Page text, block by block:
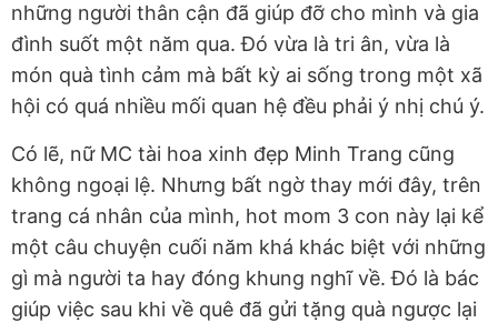
những người thân cận đã giúp đỡ cho mình và gia
đình suốt một năm qua. Đó vừa là tri ân, vừa là
món quà tình cảm mà bất kỳ ai sống trong một xã
hội có quá nhiều mối quan hệ đều phải ý nhị chú ý.
Có lẽ, nữ MC tài hoa xinh đẹp Minh Trang cũng
không ngoại lệ. Nhưng bất ngờ thay mới đây, trên
trang cá nhân của mình, hot mom 3 con này lại kể
một câu chuyện cuối năm khá khác biệt với những
gì mà người ta hay đóng khung nghĩ về. Đó là bác
giúp việc sau khi về quê đã gửi tặng quà ngược lại